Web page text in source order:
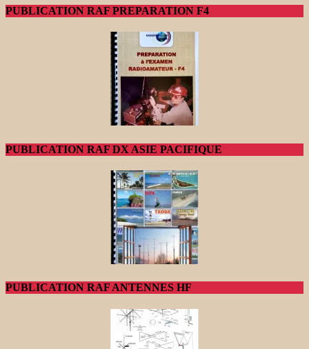
PUBLICATION RAF PREPARATION F4
PUBLICATION RAF DX ASIE PACIFIQUE
PUBLICATION RAF ANTENNES HF